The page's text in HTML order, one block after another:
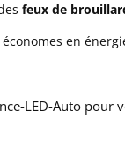
feux de
en
LED-Auto pour